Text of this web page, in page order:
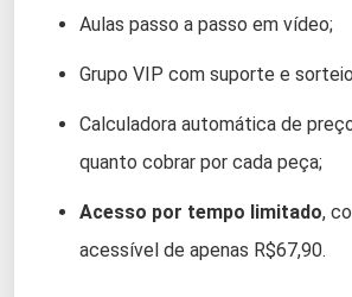
Aulas passo a passo em vídeo;
Grupo VIP com suporte e
Calculadora automática de
quanto cobrar por cada peça;
Acesso por tempo limitado,
acessível de apenas R$67,90.